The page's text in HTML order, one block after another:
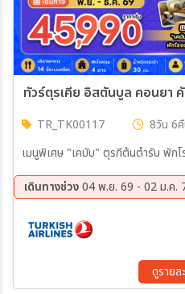
TR_TK00117 8วัน 6
เมนูพิเศษ "เคบับ" ตุรกีต้นตำรับ พัก
เดินทางช่วง04 พ.ย. 69 - 02 ม.ค.
18 พ.ย. 69 - 25 พ.ย. 69
03 ธ.ค. 69 - 10 ธ.ค. 69
ดูรายล